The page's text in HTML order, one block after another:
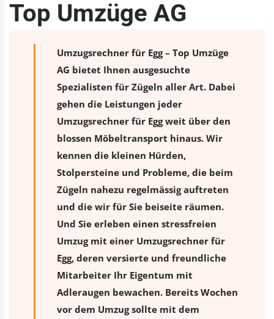
Top Umzüge AG
Umzugsrechner für Egg – Top Umzüge
AG bietet Ihnen ausgesuchte
Spezialisten für Zügeln aller Art. Dabei
gehen die Leistungen jeder
Umzugsrechner für Egg weit über den
blossen Möbeltransport hinaus. Wir
kennen die kleinen Hürden,
Stolpersteine und Probleme, die beim
Zügeln nahezu regelmässig auftreten
und die wir für Sie beiseite räumen.
Und Sie erleben einen stressfreien
Umzugmit einer Umzugsrechner für
Egg, deren versierte und freundliche
Mitarbeiter Ihr Eigentum mit
Adleraugen bewachen. Bereits Wochen
vor dem Umzug sollte mit dem